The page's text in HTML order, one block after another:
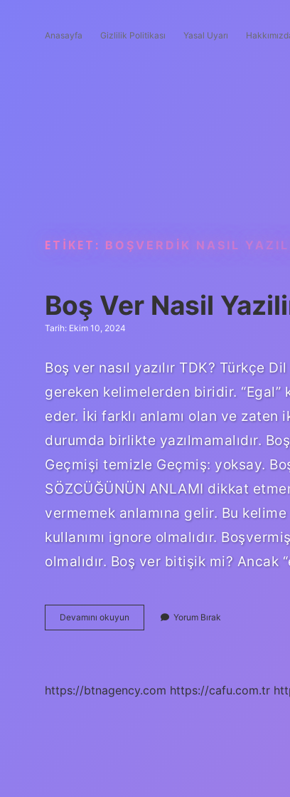
Anasayfa Gizlilik Politikası Yasal Uyarı
ETIKET: BOŞVERDIK NASIL
Boş Ver Nasil
Tarih: Ekim 10, 2024
Boş ver nasıl yazılır TDK? Türkçe
gereken kelimelerden biridir. “Egal”
eder. İki farklı anlamı olan ve zaten
durumda birlikte yazılmamalıdır.
Geçmişi temizle Geçmiş: yoksay.
SÖZCÜĞÜNÜN ANLAMI dikkat
vermemek anlamına gelir. Bu kelime
kullanımı ignore olmalıdır.
olmalıdır. Boş ver bitişik mi? Ancak
Devamını okuyun
Ver
Yorum Bırak
https://btnagency.com https://cafu.com.tr